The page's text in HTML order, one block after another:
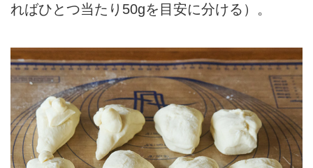
ればひとつ当たり50gを目安に分ける）。